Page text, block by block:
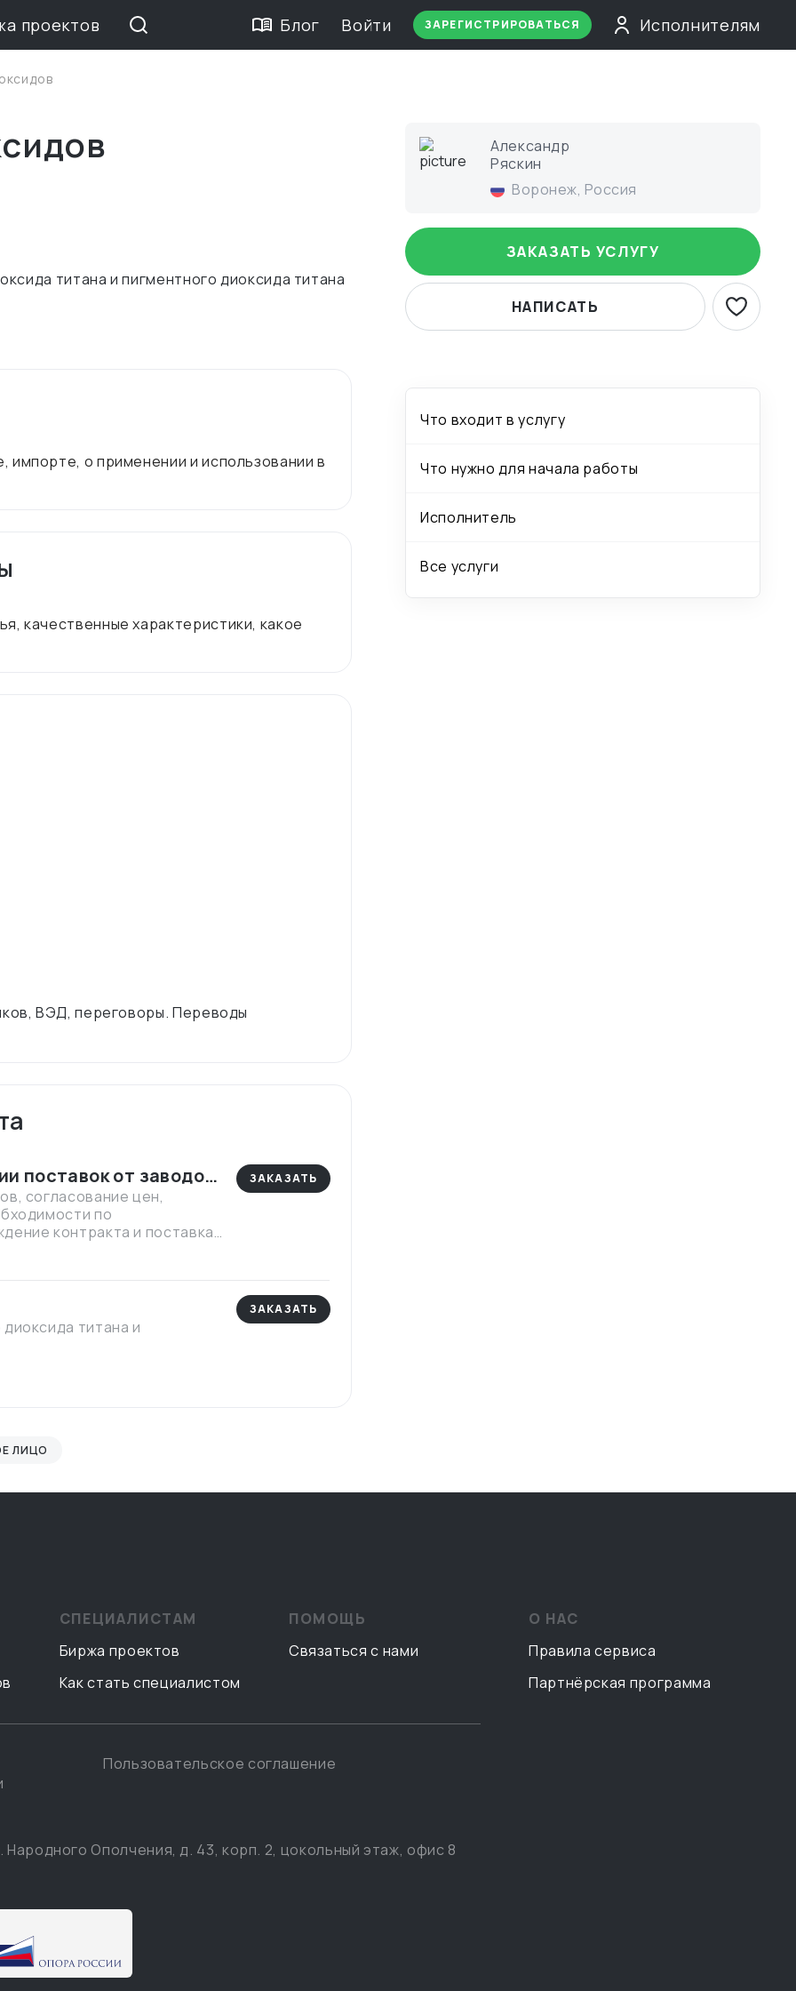
проектов Блог Войти ЗАРЕГИСТРИРОВАТЬСЯ Исполнителям
о применении и использовании в
качественные характеристики, какое
ВЭД, переговоры. Переводы
поставок от заводов
согласование цен,
по
контракта и поставка
ЗАКАЗАТЬ
титана и
ЗАКАЗАТЬ
Александр
Ряскин
Воронеж, Россия
ЗАКАЗАТЬ УСЛУГУ
НАПИСАТЬ
Что входит в услугу
Что нужно для начала работы
Исполнитель
Все услуги
ЛИЦО
СПЕЦИАЛИСТАМ
Биржа проектов
Как стать специалистом
ПОМОЩЬ
Связаться с нами
Пользовательское соглашение
Народного Ополчения, д. 43, корп. 2, цокольный этаж, офис 8
О НАС
Правила сервиса
Партнёрская программа